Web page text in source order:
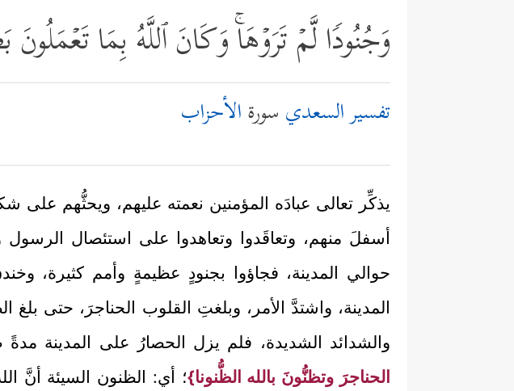
وَجُنُودࣰا لَّمۡ تَرَوۡهَاۚ وَكَانَ ٱللَّهُ بِمَا تَعۡمَلُونَ
تفسير السعدي سورةالأحزاب
يذكِّر تعالى عبادَه المؤمنين نعمته عليهم، ويحثُّهم
أسفلَ منهم، وتعاقَدوا وتعاهدوا على استئصال الرسول
حوالي المدينة، فجاؤوا بجنودٍ عظيمةٍ وأمم كثيرة،
المدينة، واشتدَّ الأمر، وبلغتِ القلوب الحناجرَ، حتى
والشدائد الشديدة، فلم يزل الحصارُ على المدينة
الحناجرَ وتظنُّونَ بالله الظُّنونا}؛ أي: الظنون السيئة أنَّ